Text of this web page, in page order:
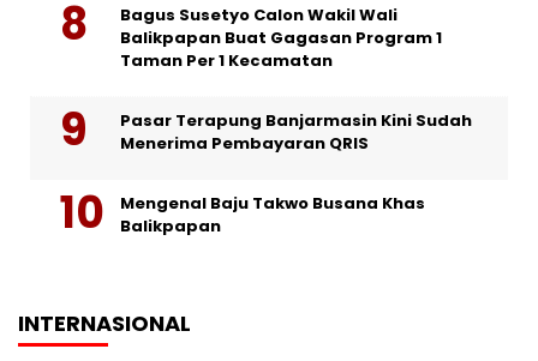
Bagus Susetyo Calon Wakil Wali
Balikpapan Buat Gagasan Program 1
Taman Per 1 Kecamatan
Pasar Terapung Banjarmasin Kini Sudah
Menerima Pembayaran QRIS
Mengenal Baju Takwo Busana Khas
Balikpapan
INTERNASIONAL